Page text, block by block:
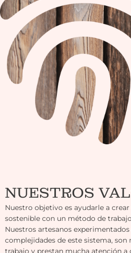
NUESTROS
Nuestro objetivo es ayudarle a
sostenible con un método de
Nuestros artesanos
complejidades de este sistema, son
trabajo y prestan mucha atención a